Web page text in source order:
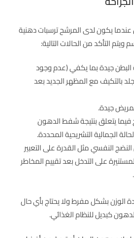
عندما يكون لدى المرشح ترسبات دهنية
التأكد من الحالات التالية:
جيدة بما يكفي (عدم وجود
بالتكيف مع المظهر الجديد بعد
جيدة.
يتعلق بنتيجة شفط الدهون
الجمالية التشريحية المحددة.
النفسي مثل القدرة على التعبير
على التدخل بعد تقييم المخاطر
الوزن بشكل مفرط ولا يحتاج بأي حال
كبديل للنظام الغذائي.